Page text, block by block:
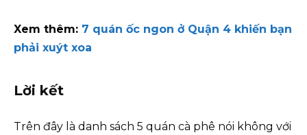
Xem thêm: 7 quán ốc ngon ở Quận 4 khiến bạn
phải xuýt xoa
Lời kết
Trên đây là danh sách 5 quán cà phê nói không với